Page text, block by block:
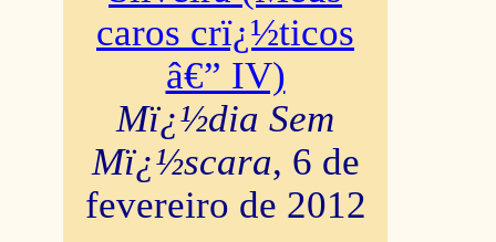
caros crï¿½ticos
â€” IV)
Mï¿½dia Sem
Mï¿½scara, 6 de
fevereiro de 2012